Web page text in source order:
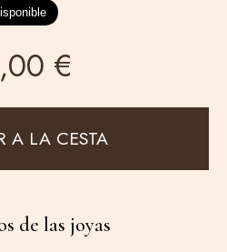
€
A LA CESTA
de las joyas